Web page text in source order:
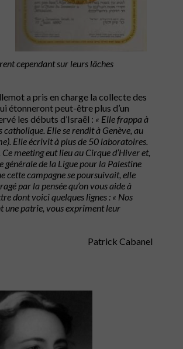
cependant sur leurs lâches
a pris en charge la collecte des
étonneront peut-être plus d’un
les débuts d’Israël : « Elle frappa à
Elle se rendit à Genève, au
Elle écrivit à plus de 50 laboratoires.
meeting eut lieu au Cirque d’Hiver et,
générale de la Ligue pour la Palestine
cette campagne se poursuivait, elle
par la pensée qu’on vous aide à
dont voici quelques lignes : « Nos
une patrie, vous expriment leur
Patrick Cabanel